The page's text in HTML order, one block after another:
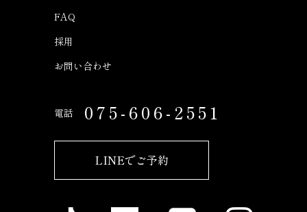
FAQ
採用
お問い合わせ
電話 075-606-2551
LINEでご予約